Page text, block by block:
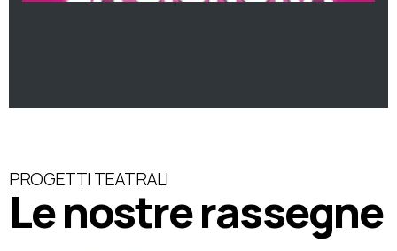
PROGETTI TEATRALI
Le nostre rassegne